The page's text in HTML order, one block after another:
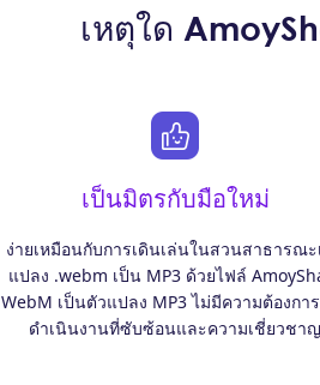
เหตุใด
เป็นมิตรกับมือใหม่
ง่ายเหมือนกับการเดินเล่นในสวนสาธารณะ
แปลง .webm เป็น MP3 ด้วยไฟล์
WebM เป็นตัวแปลง MP3 ไม่มีความต้องกา
ดำเนินงานที่ซับซ้อนและความเชี่ยวชาญ